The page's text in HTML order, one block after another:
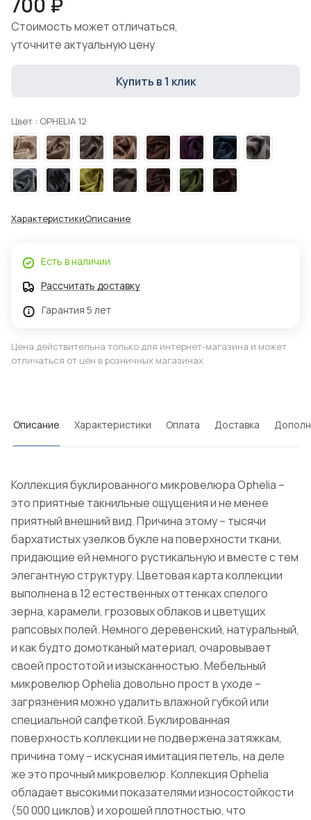
Стоимость может отличаться,
уточните актуальную цену
Купить в 1 клик
Цвет : OPHELIA 12
ХарактеристикиОписание
Есть в наличии
Рассчитать доставку
Гарантия 5 лет
Цена действительна только для интернет-магазина и может
отличаться от цен в розничных магазинах
Описание Характеристики Оплата Доставка
Коллекция буклированного микровелюра Ophelia –
это приятные такнильные ощущения и не менее
приятный внешний вид. Причина этому – тысячи
бархатистых узелков букле на поверхности ткани,
придающие ей немного рустикальную и вместе с тем
элегантную структуру. Цветовая карта коллекции
выполнена в 12 естественных оттенках спелого
зерна, карамели, грозовых облаков и цветущих
рапсовых полей. Немного деревенский, натуральный,
и как будто домотканый материал, очаровывает
своей простотой и изысканностью. Мебельный
микровелюр Ophelia довольно прост в уходе –
загрязнения можно удалить влажной губкой или
специальной салфеткой. Буклированная
поверхность коллекции не подвержена затяжкам,
причина тому – искусная имитация петель, на деле
же это прочный микровелюр. Коллекция Ophelia
обладает высокими показателями износостойкости
(50 000 циклов) и хорошей плотностью, что